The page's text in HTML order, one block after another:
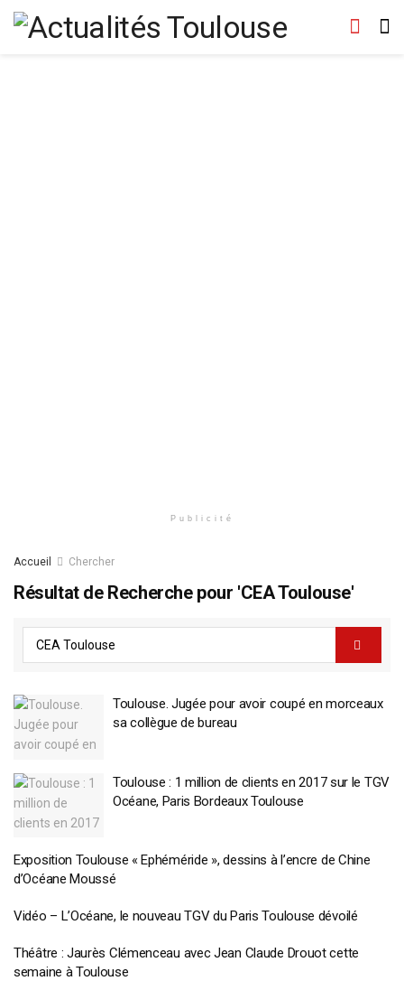
Publicité
Accueil Chercher
Résultat de Recherche pour 'CEA Toulouse'
Toulouse. Jugée pour avoir coupé en morceaux
sa collègue de bureau
Toulouse : 1 million de clients en 2017 sur le TGV
Océane, Paris Bordeaux Toulouse
Exposition Toulouse « Ephéméride », dessins à l’encre de Chine
d’Océane Moussé
Vidéo – L’Océane, le nouveau TGV du Paris Toulouse dévoilé
Théâtre : Jaurès Clémenceau avec Jean Claude Drouot cette
semaine à Toulouse